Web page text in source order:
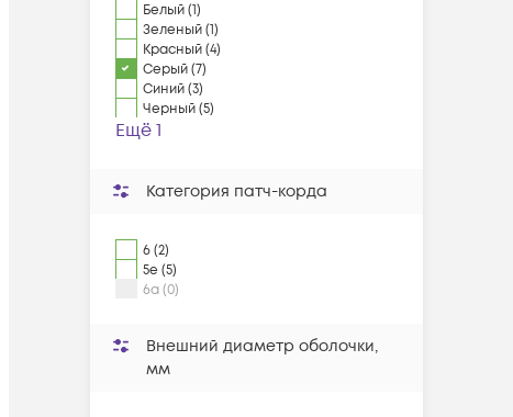
Белый (1)
Зеленый (1)
Красный (4)
Серый (7)
Синий (3)
Черный (5)
Ещё 1
Категория патч-корда
6 (2)
5e (5)
6a (0)
Внешний диаметр оболочки,
мм